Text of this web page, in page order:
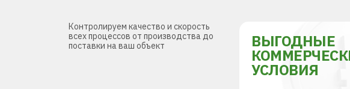
Контролируем качество и скорость
всех процессов от производства до
поставки на ваш объект
ВЫГОДНЫЕ
УСЛОВИЯ